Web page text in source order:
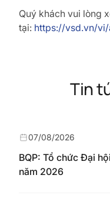
Quý khách vui lòng
tại: https://vsd.vn/vi/
Tin
BQP: Tổ chức Đại
năm 2026
07/08/2026